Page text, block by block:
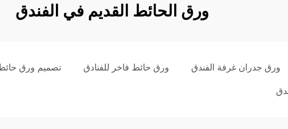
ورق الحائط القديم في الفندق
ورق جدران غرفة الفندق ورق حائط فاخر للفنادق تصميم ورق حائط